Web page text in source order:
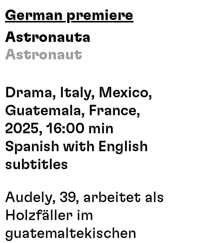
German premiere
Astronauta
Astronaut
Drama, Italy, Mexico,
Guatemala, France,
2025, 16:00 min
Spanish with English
subtitles
Audely, 39, arbeitet als
Holzfäller im
guatemaltekischen